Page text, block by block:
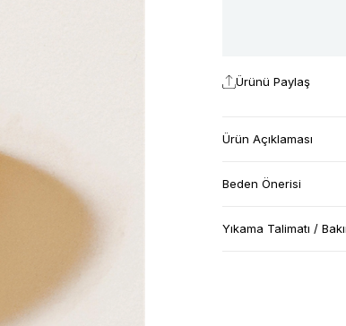
Ürünü Paylaş
Ürün Açıklaması
Beden Önerisi
Yıkama Talimatı /